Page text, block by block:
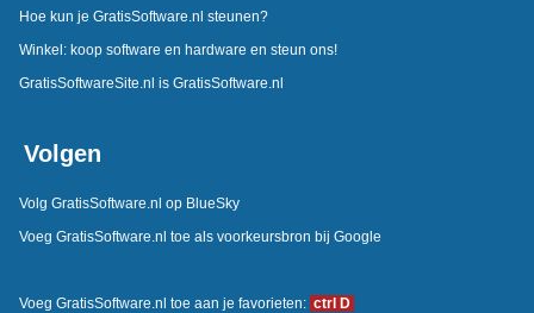
Hoe kun je GratisSoftware.nl steunen?
Winkel: koop software en hardware en steun ons!
GratisSoftwareSite.nl is GratisSoftware.nl
Volgen
Volg GratisSoftware.nl op BlueSky
Voeg GratisSoftware.nl toe als voorkeursbron bij Google
Voeg GratisSoftware.nl toe aan je favorieten: ctrl D